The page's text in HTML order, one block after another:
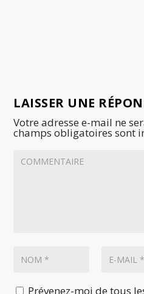
LAISSER UNE
Votre adresse e-mail ne
champs obligatoires sont
Prévenez-moi de tous